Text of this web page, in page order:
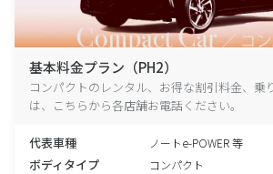
基本料金プラン（PH2）
コンパクトのレンタル、お得な割引料金、乗
は、こちらから各店舗お電話ください。
代表車種 ノートe-POWER 等
ボディタイプ コンパクト